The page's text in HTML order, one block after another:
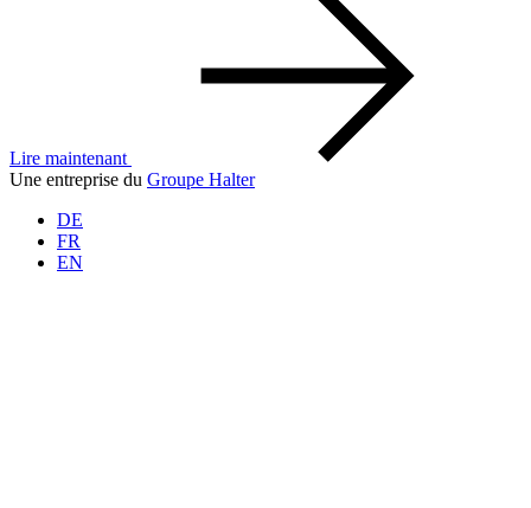
Lire maintenant
Une entreprise du Groupe Halter
DE
FR
EN